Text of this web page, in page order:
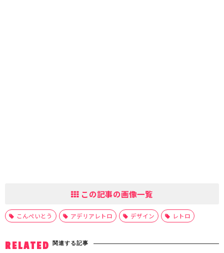
この記事の画像一覧
こんぺいとう アデリアレトロ デザイン レトロ
RELATED 関連する記事